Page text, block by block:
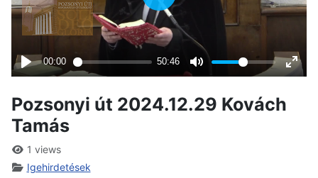
Pozsonyi út 2024.12.29 Kovách
Tamás
1 views
Igehirdetések